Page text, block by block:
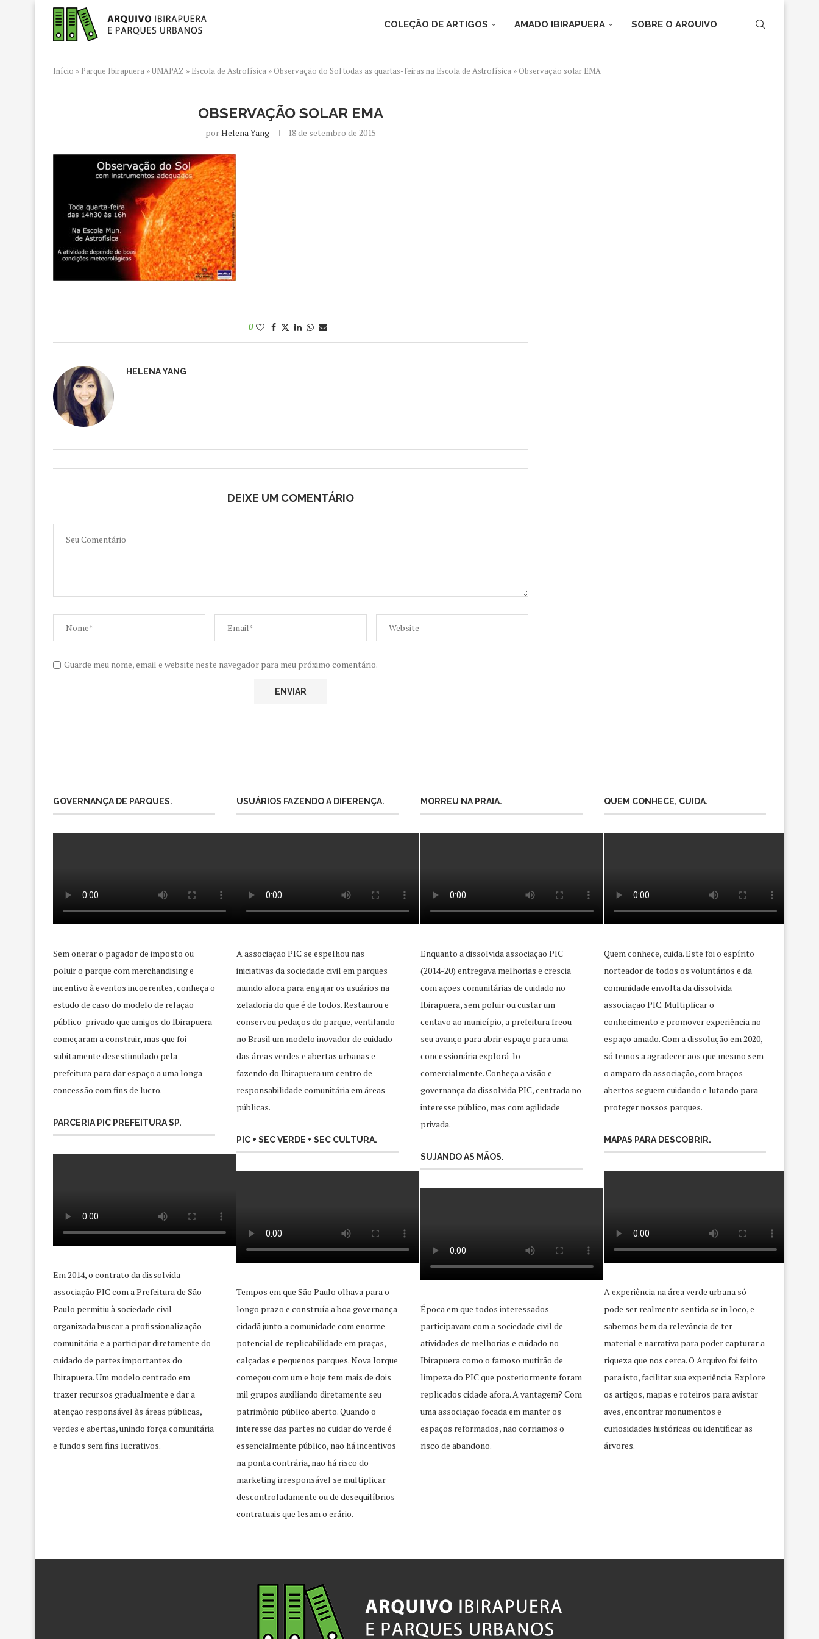
COLEÇÃO DE ARTIGOS AMADO IBIRAPUERA SOBRE O ARQUIVO
Início » Parque Ibirapuera »UMAPAZ » Escola de Astrofísica » Observação do Sol todas as quartas-feiras na Escola de Astrofísica » Observação solar EMA
OBSERVAÇÃO SOLAR EMA
porHelena Yang 18 de setembro de 2015
0
HELENA YANG
DEIXE UM COMENTÁRIO
Guarde meu nome, email e website neste navegador para meu próximo comentário.
GOVERNANÇA DE PARQUES.
Sem onerar o pagador de imposto ou
poluir o parque com merchandising e
incentivo à eventos incoerentes, conheça o
estudo de caso do modelo de relação
público-privado que amigos do Ibirapuera
começaram a construir, mas que foi
subitamente desestimulado pela
prefeitura para dar espaço a uma longa
concessão com fins de lucro.
PARCERIA PIC PREFEITURA SP.
Em 2014, o contrato da dissolvida
associação PIC com a Prefeitura de São
Paulo permitiu à sociedade civil
organizada buscar a profissionalização
comunitária e a participar diretamente do
cuidado de partes importantes do
Ibirapuera. Um modelo centrado em
trazer recursos gradualmente e dar a
atenção responsável às áreas públicas,
verdes e abertas, unindo força comunitária
e fundos sem fins lucrativos.
USUÁRIOS FAZENDO A DIFERENÇA.
A associação PIC se espelhou nas
iniciativas da sociedade civil em parques
mundo afora para engajar os usuários na
zeladoria do que é de todos. Restaurou e
conservou pedaços do parque, ventilando
no Brasil um modelo inovador de cuidado
das áreas verdes e abertas urbanas e
fazendo do Ibirapuera um centro de
responsabilidade comunitária em áreas
públicas.
PIC + SEC VERDE + SEC CULTURA.
Tempos em que São Paulo olhava para o
longo prazo e construía a boa governança
cidadã junto a comunidade com enorme
potencial de replicabilidade em praças,
calçadas e pequenos parques. Nova Iorque
começou com um e hoje tem mais de dois
mil grupos auxiliando diretamente seu
patrimônio público aberto. Quando o
interesse das partes no cuidar do verde é
essencialmente público, não há incentivos
na ponta contrária, não há risco do
marketing irresponsável se multiplicar
descontroladamente ou de desequilíbrios
contratuais que lesam o erário.
MORREU NA PRAIA.
Enquanto a dissolvida associação PIC
(2014-20) entregava melhorias e crescia
com ações comunitárias de cuidado no
Ibirapuera, sem poluir ou custar um
centavo ao município, a prefeitura freou
seu avanço para abrir espaço para uma
concessionária explorá-lo
comercialmente. Conheça a visão e
governança da dissolvida PIC, centrada no
interesse público, mas com agilidade
privada.
SUJANDO AS MÃOS.
Época em que todos interessados
participavam com a sociedade civil de
atividades de melhorias e cuidado no
Ibirapuera como o famoso mutirão de
limpeza do PIC que posteriormente foram
replicados cidade afora. A vantagem? Com
uma associação focada em manter os
espaços reformados, não corriamos o
risco de abandono.
QUEM CONHECE, CUIDA.
Quem conhece, cuida. Este foi o espírito
norteador de todos os voluntários e da
comunidade envolta da dissolvida
associação PIC. Multiplicar o
conhecimento e promover experiência no
espaço amado. Com a dissolução em 2020,
só temos a agradecer aos que mesmo sem
o amparo da associação, com braços
abertos seguem cuidando e lutando para
proteger nossos parques.
MAPAS PARA DESCOBRIR.
A experiência na área verde urbana só
pode ser realmente sentida se in loco, e
sabemos bem da relevância de ter
material e narrativa para poder capturar a
riqueza que nos cerca. O Arquivo foi feito
para isto, facilitar sua experiência. Explore
os artigos, mapas e roteiros para avistar
aves, encontrar monumentos e
curiosidades históricas ou identificar as
árvores.